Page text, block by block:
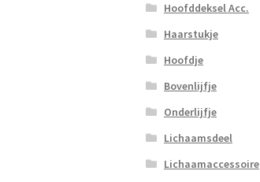
Hoofddeksel Acc.
Haarstukje
Hoofdje
Bovenlijfje
Onderlijfje
Lichaamsdeel
Lichaamaccessoire